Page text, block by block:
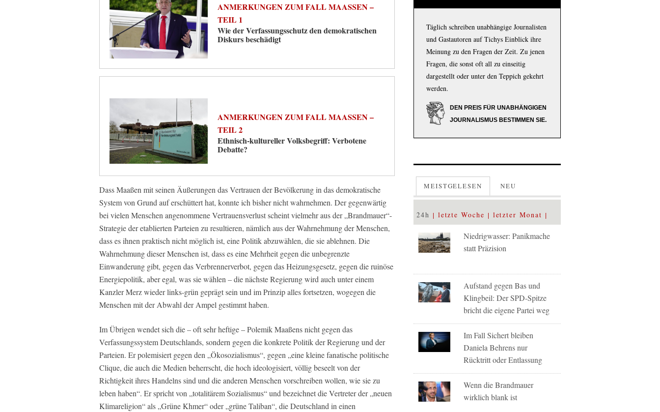
ANMERKUNGEN ZUM FALL MAASSEN – T
EIL 1
Wie der Verfassungsschutz den demokratischen
Diskurs beschädigt
ANMERKUNGEN ZUM FALL MAASSEN – T
EIL 2
Ethnisch-kultureller Volksbegriff: Verbotene
Debatte?
Dass Maaßen mit seinen Äußerungen das Vertrauen der Bevölkerung in das demokratische
System von Grund auf erschüttert hat, konnte ich bisher nicht wahrnehmen. Der gegenwärtig
bei vielen Menschen angenommene Vertrauensverlust scheint vielmehr aus der „Brandmauer“-
Strategie der etablierten Parteien zu resultieren, nämlich aus der Wahrnehmung der Menschen,
dass es ihnen praktisch nicht möglich ist, eine Politik abzuwählen, die sie ablehnen. Die
Wahrnehmung dieser Menschen ist, dass es eine Mehrheit gegen die unbegrenzte
Einwanderung gibt, gegen das Verbrennerverbot, gegen das Heizungsgesetz, gegen die ruinöse
Energiepolitik, aber egal, was sie wählen – die nächste Regierung wird auch unter einem
Kanzler Merz wieder links-grün geprägt sein und im Prinzip alles fortsetzen, wogegen die
Menschen mit der Abwahl der Ampel gestimmt haben.
Im Übrigen wendet sich die – oft sehr heftige – Polemik Maaßens nicht gegen das
Verfassungssystem Deutschlands, sondern gegen die konkrete Politik der Regierung und der
Parteien. Er polemisiert gegen den „Ökosozialismus“, gegen „eine kleine fanatische politische
Clique, die auch die Medien beherrscht, die hoch ideologisiert, völlig beseelt von der
Richtigkeit ihres Handelns sind und die anderen Menschen vorschreiben wollen, wie sie zu
leben haben“. Er spricht von „totalitärem Sozialismus“ und bezeichnet die Vertreter der „neuen
Klimareligion“ als „Grüne Khmer“ oder „grüne Taliban“, die Deutschland in einen
Täglich schreiben unabhängige Journalisten
und Gastautoren auf Tichys Einblick ihre
Meinung zu den Fragen der Zeit. Zu jenen
Fragen, die sonst oft all zu einseitig
dargestellt oder unter den Teppich gekehrt
werden.
DEN PREIS FÜR UNABHÄNGIGEN
JOURNALISMUS BESTIMMEN SIE.
MEISTGELESEN NEU
24h letzte Woche letzter Monat
Niedrigwasser: Panikmache
statt Präzision
Aufstand gegen Bas und
Klingbeil: Der SPD-Spitze
bricht die eigene Partei weg
Im Fall Sichert bleiben
Daniela Behrens nur
Rücktritt oder Entlassung
Wenn die Brandmauer
wirklich blank ist